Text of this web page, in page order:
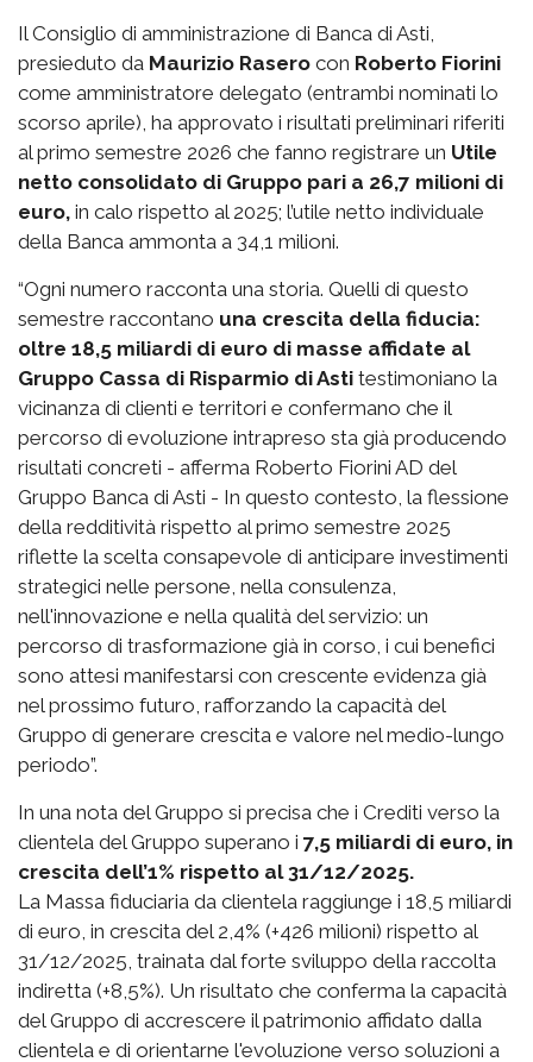
Il Consiglio di amministrazione di Banca di Asti,
presieduto da Maurizio Rasero con Roberto Fiorini
come amministratore delegato (entrambi nominati lo
scorso aprile), ha approvato i risultati preliminari riferiti
al primo semestre 2026 che fanno registrare un Utile
netto consolidato di Gruppo pari a 26,7 milioni di
euro, in calo rispetto al 2025; l’utile netto individuale
della Banca ammonta a 34,1 milioni.
“Ogni numero racconta una storia. Quelli di questo
semestre raccontano una crescita della fiducia:
oltre 18,5 miliardi di euro di masse affidate al
Gruppo Cassa di Risparmio di Asti testimoniano la
vicinanza di clienti e territori e confermano che il
percorso di evoluzione intrapreso sta già producendo
risultati concreti - afferma Roberto Fiorini AD del
Gruppo Banca di Asti - In questo contesto, la flessione
della redditività rispetto al primo semestre 2025
riflette la scelta consapevole di anticipare investimenti
strategici nelle persone, nella consulenza,
nell'innovazione e nella qualità del servizio: un
percorso di trasformazione già in corso, i cui benefici
sono attesi manifestarsi con crescente evidenza già
nel prossimo futuro, rafforzando la capacità del
Gruppo di generare crescita e valore nel medio-lungo
periodo”.
In una nota del Gruppo si precisa che i Crediti verso la
clientela del Gruppo superano i 7,5 miliardi di euro, in
crescita dell’1% rispetto al 31/12/2025.
La Massa fiduciaria da clientela raggiunge i 18,5 miliardi
di euro, in crescita del 2,4% (+426 milioni) rispetto al
31/12/2025, trainata dal forte sviluppo della raccolta
indiretta (+8,5%). Un risultato che conferma la capacità
del Gruppo di accrescere il patrimonio affidato dalla
clientela e di orientarne l'evoluzione verso soluzioni a